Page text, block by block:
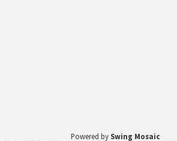
Powered by Swing Mosaic